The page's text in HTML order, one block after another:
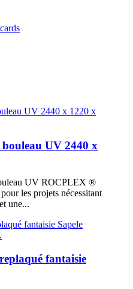
UV 2440 x
UV ROCPLEX ®
les projets nécessitant
une...
fantaisie